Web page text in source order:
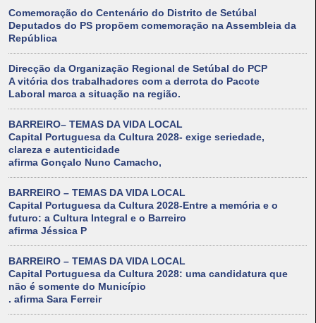
Comemoração do Centenário do Distrito de Setúbal
Deputados do PS propõem comemoração na Assembleia da
República
Direcção da Organização Regional de Setúbal do PCP
A vitória dos trabalhadores com a derrota do Pacote
Laboral marca a situação na região.
BARREIRO– TEMAS DA VIDA LOCAL
Capital Portuguesa da Cultura 2028- exige seriedade,
clareza e autenticidade
afirma Gonçalo Nuno Camacho,
BARREIRO – TEMAS DA VIDA LOCAL
Capital Portuguesa da Cultura 2028-Entre a memória e o
futuro: a Cultura Integral e o Barreiro
afirma Jéssica P
BARREIRO – TEMAS DA VIDA LOCAL
Capital Portuguesa da Cultura 2028: uma candidatura que
não é somente do Município
. afirma Sara Ferreir